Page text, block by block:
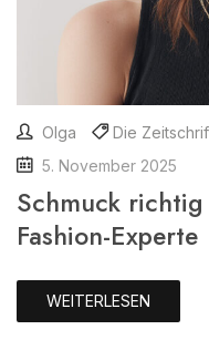
Olga Die
5. November 2025
Schmuck
Fashion-Experte
WEITERLESEN